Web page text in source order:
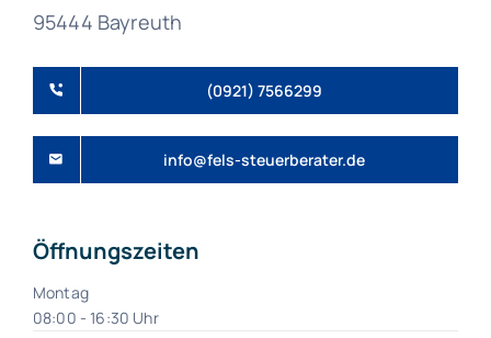
95444 Bayreuth
(0921) 7566299
info@fels-steuerberater.de
Öffnungszeiten
Montag
08:00 - 16:30 Uhr